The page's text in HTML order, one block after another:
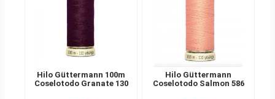
Hilo Güttermann 100m
Coselotodo Granate 130
Hilo Güttermann
Coselotodo Salmon 586